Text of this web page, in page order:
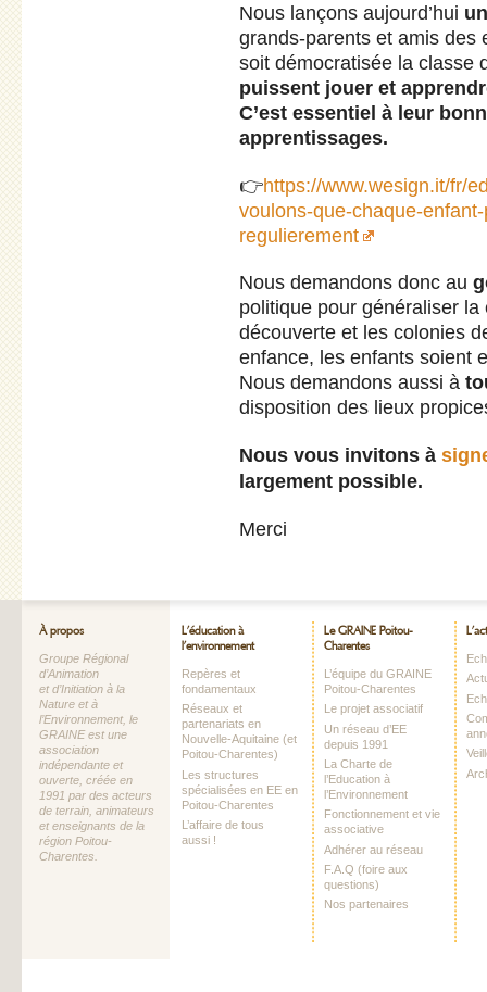
Nous lançons aujourd’hui
grands-parents et amis des
soit démocratisée la classe
puissent jouer et
C’est essentiel à leur
apprentissages.
👉https://www.wesign.it/fr/
voulons-que-chaque-
regulierement
Nous demandons donc au
politique pour généraliser
découverte et les colonies
enfance, les enfants soient
Nous demandons aussi à
disposition des lieux
Nous vous invitons à
largement possible.
Merci
À propos
Groupe Régional
d’Animation
et d’Initiation à la
Nature et à
l’Environnement, le
GRAINE est une
association
indépendante et
ouverte, créée en
1991 par des acteurs
de terrain, animateurs
et enseignants de la
région Poitou-
Charentes.
L’éducation à
l’environnement
Repères et
fondamentaux
Réseaux et
partenariats en
Nouvelle-Aquitaine (et
Poitou-Charentes)
Les structures
spécialisées en EE en
Poitou-Charentes
L’affaire de tous
aussi !
Le GRAINE Poitou-
Charentes
L’équipe du GRAINE
Poitou-Charentes
Le projet associatif
Un réseau d’EE
depuis 1991
La Charte de
l’Education à
l’Environnement
Fonctionnement et vie
associative
Adhérer au réseau
F.A.Q (foire aux
questions)
Nos partenaires